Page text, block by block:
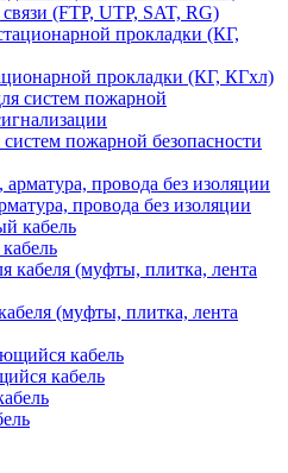
(FTP, UTP, SAT, RG)
прокладки (КГ, КГхл)
пожарной безопасности
провода без изоляции
(муфты, плитка, лента
кабель